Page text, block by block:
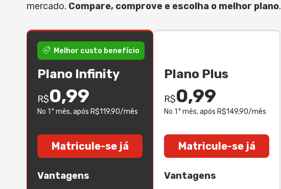
mercado. Compare, comprove e escolha o melhor plano.
Melhor custo benefício
Plano Infinity
R$0,99
No 1° mês, após R$119,90/mês
Matricule-se já
Vantagens
Plano Plus
R$0,99
No 1° mês, após R$149,90/mês
Matricule-se já
Vantagens